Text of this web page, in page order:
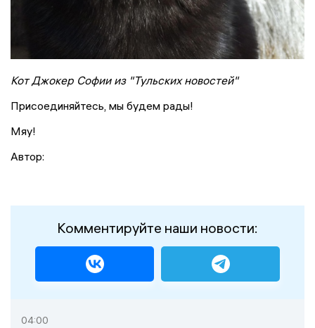
Кот Джокер Софии из "Тульских новостей"
Присоединяйтесь, мы будем рады!
Мяу!
Автор:
Комментируйте наши новости:
04:00